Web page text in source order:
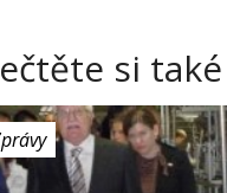
si také